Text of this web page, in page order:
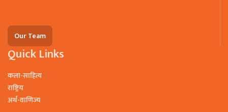
Our Team
Quick Links
कला-साहित्य
राष्ट्रिय
अर्थ-वाणिज्य